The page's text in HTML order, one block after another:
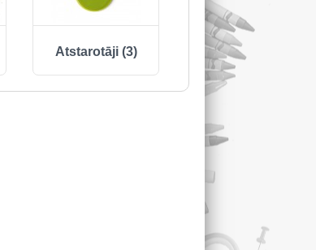
Atstarotāji (3)